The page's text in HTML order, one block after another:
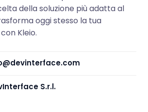
della soluzione più adatta al
oggi stesso la tua
Kleio.
S.r.l.